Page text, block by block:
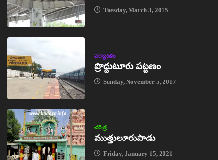
Tuesday, March 3, 2015
పర్యాటకం
ప్రొద్దుటూరు పట్టణం
Sunday, November 5, 2017
చరిత్ర
ముత్తులూరుపాడు
Friday, January 15, 2021